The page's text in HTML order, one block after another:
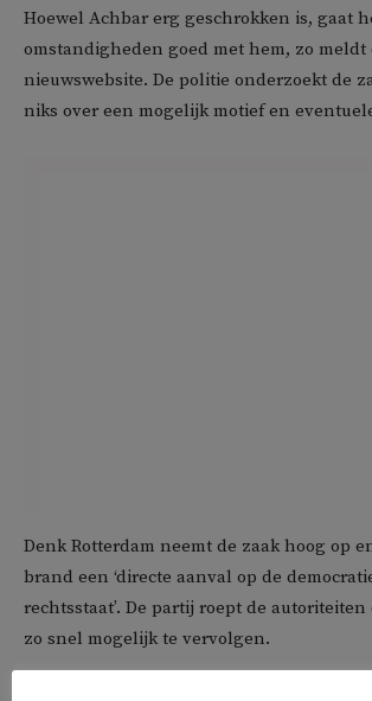
Hoewel Achbar erg geschrokken is, gaat
omstandigheden goed met hem, zo meldt
nieuwswebsite. De politie onderzoekt de
niks over een mogelijk motief en
Denk Rotterdam neemt de zaak hoog op
brand een ‘directe aanval op de
rechtsstaat’. De partij roept de autoriteiten
zo snel mogelijk te vervolgen.